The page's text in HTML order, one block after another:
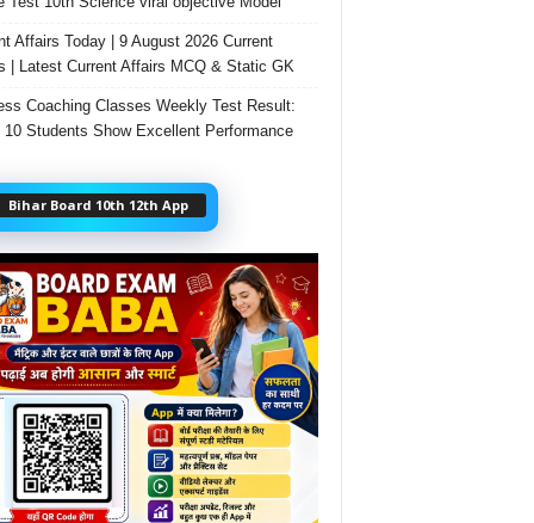
Affairs Today | 9 August 2026 Current
| Latest Current Affairs MCQ & Static GK
Coaching Classes Weekly Test Result:
10 Students Show Excellent Performance
Bihar Board 10th 12th App